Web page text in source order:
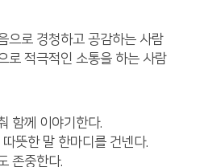
으로 경청하고 공감하는 사람
로 적극적인 소통을 하는 사람
함께 이야기한다.
뜻한 말 한마디를 건넨다.
존중한다.